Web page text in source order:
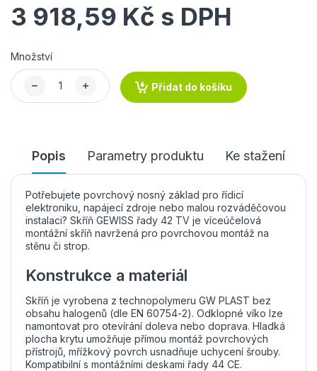
3 918,59 Kč s DPH
Množství
Přidat do košíku
Popis Parametry produktu Ke stažení
Potřebujete povrchový nosný základ pro řídicí
elektroniku, napájecí zdroje nebo malou rozváděčovou
instalaci? Skříň GEWISS řady 42 TV je víceúčelová
montážní skříň navržená pro povrchovou montáž na
stěnu či strop.
Konstrukce a materiál
Skříň je vyrobena z technopolymeru GW PLAST bez
obsahu halogenů (dle EN 60754-2). Odklopné víko lze
namontovat pro otevírání doleva nebo doprava. Hladká
plocha krytu umožňuje přímou montáž povrchových
přístrojů, mřížkový povrch usnadňuje uchycení šrouby.
Kompatibilní s montážními deskami řady 44 CE.